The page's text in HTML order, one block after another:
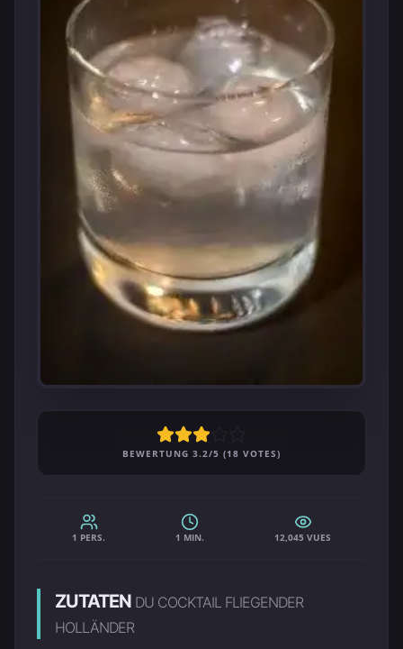
BEWERTUNG 3.2/5 (18 VOTES)
1 PERS. 1 MIN. 12,045 VUES
ZUTATEN DU COCKTAIL FLIEGENDER
HOLLÄNDER